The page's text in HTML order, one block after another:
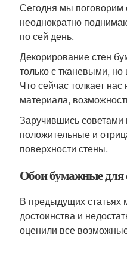
Сегодня мы поговорим
неоднократно
по сей день.
Декорирование стен
только с тканевыми,
Что сейчас толкает
материала,
Заручившись
положительные и
поверхности стены.
Обои бумажные для
В предыдущих статьях
достоинства и
оценили все